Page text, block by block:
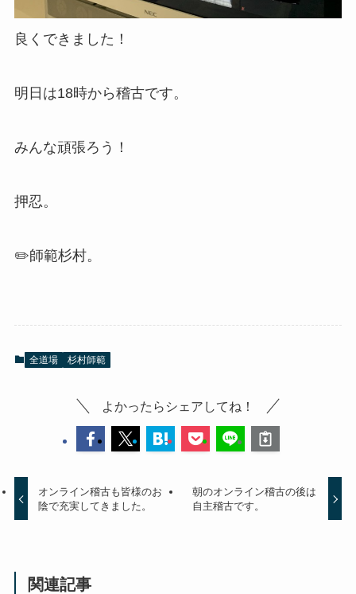
良くできました！
明日は18時から稽古です。
みんな頑張ろう！
押忍。
✏️師範杉村。
全道場 杉村師範
よかったらシェアしてね！
オンライン稽古も皆様のお
陰で充実してきました。
朝のオンライン稽古の後は
自主稽古です。
関連記事